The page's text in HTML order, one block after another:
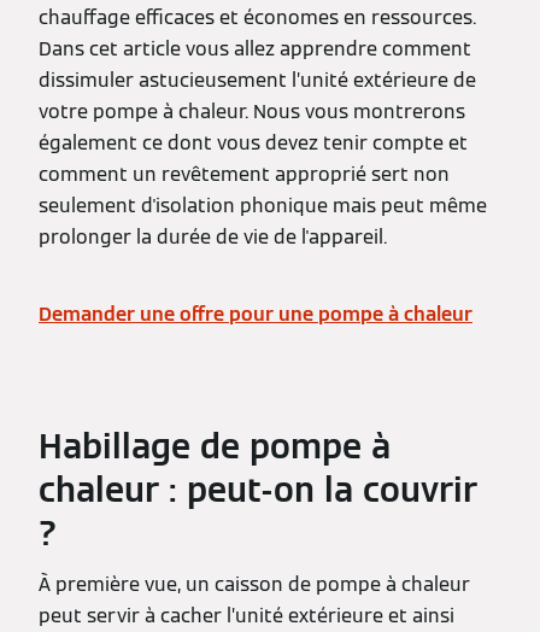
chauffage efficaces et économes en ressources.
Dans cet article vous allez apprendre comment
dissimuler astucieusement l’unité extérieure de
votre pompe à chaleur. Nous vous montrerons
également ce dont vous devez tenir compte et
comment un revêtement approprié sert non
seulement d'isolation phonique mais peut même
prolonger la durée de vie de l'appareil.
Demander une offre pour une pompe à chaleur
Habillage de pompe à
chaleur : peut-on la couvrir
?
À première vue, un caisson de pompe à chaleur
peut servir à cacher l’unité extérieure et ainsi